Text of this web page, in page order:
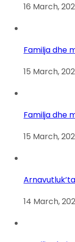
16 March,
Familja dhe
15 March,
Familja dhe
15 March,
14 March,